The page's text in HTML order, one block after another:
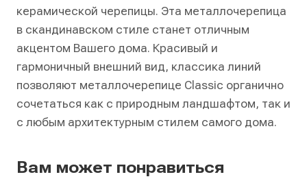
керамической черепицы. Эта металлочерепица
в скандинавском стиле станет отличным
акцентом Вашего дома. Красивый и
гармоничный внешний вид, классика линий
позволяют металлочерепице Classic органично
сочетаться как с природным ландшафтом, так и
с любым архитектурным стилем самого дома.
Вам может понравиться